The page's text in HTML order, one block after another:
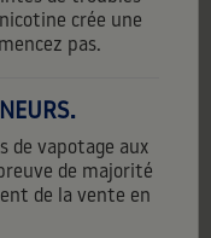
crée une
pas.
de vapotage aux
de majorité
de la vente en